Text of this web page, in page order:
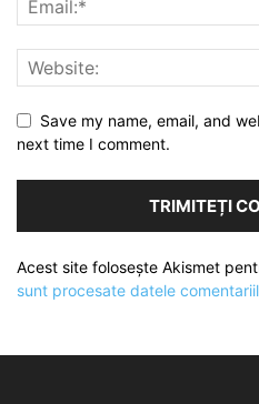
Save my name, email, and
next time I comment.
Acest site folosește Akismet
sunt procesate datele